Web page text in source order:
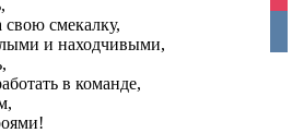
свою смекалку,
и находчивыми,
в команде,